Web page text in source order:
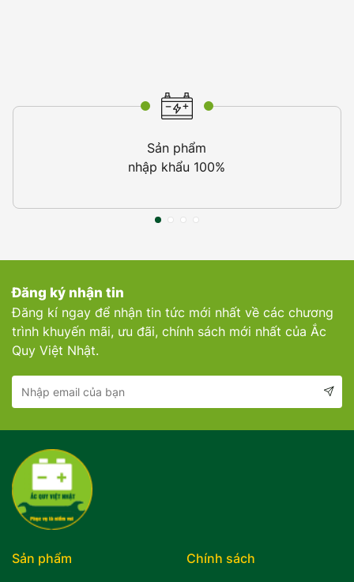
Sản phẩm
nhập khẩu 100%
Đăng ký nhận tin
Đăng kí ngay để nhận tin tức mới nhất về các chương
trình khuyến mãi, ưu đãi, chính sách mới nhất của Ắc
Quy Việt Nhật.
Sản phẩm Chính sách